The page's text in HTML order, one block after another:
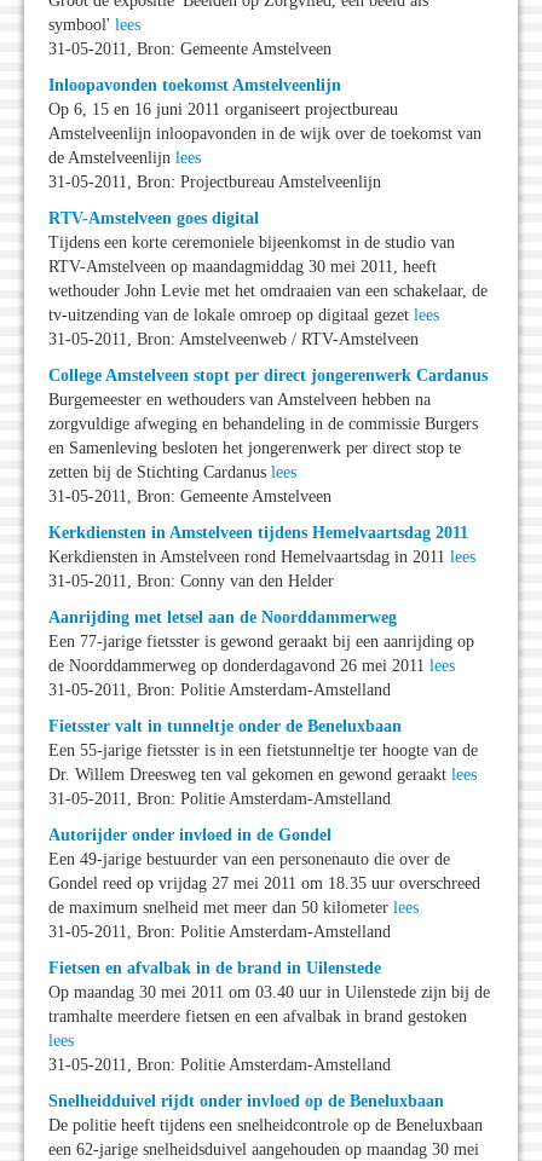
symbool' lees
31-05-2011, Bron: Gemeente Amstelveen
Inloopavonden toekomst Amstelveenlijn
Op 6, 15 en 16 juni 2011 organiseert projectbureau
Amstelveenlijn inloopavonden in de wijk over de toekomst van
de Amstelveenlijn lees
31-05-2011, Bron: Projectbureau Amstelveenlijn
RTV-Amstelveen goes digital
Tijdens een korte ceremoniele bijeenkomst in de studio van
RTV-Amstelveen op maandagmiddag 30 mei 2011, heeft
wethouder John Levie met het omdraaien van een schakelaar, de
tv-uitzending van de lokale omroep op digitaal gezet lees
31-05-2011, Bron: Amstelveenweb / RTV-Amstelveen
College Amstelveen stopt per direct jongerenwerk Cardanus
Burgemeester en wethouders van Amstelveen hebben na
zorgvuldige afweging en behandeling in de commissie Burgers
en Samenleving besloten het jongerenwerk per direct stop te
zetten bij de Stichting Cardanus lees
31-05-2011, Bron: Gemeente Amstelveen
Kerkdiensten in Amstelveen tijdens Hemelvaartsdag 2011
Kerkdiensten in Amstelveen rond Hemelvaartsdag in 2011 lees
31-05-2011, Bron: Conny van den Helder
Aanrijding met letsel aan de Noorddammerweg
Een 77-jarige fietsster is gewond geraakt bij een aanrijding op
de Noorddammerweg op donderdagavond 26 mei 2011 lees
31-05-2011, Bron: Politie Amsterdam-Amstelland
Fietsster valt in tunneltje onder de Beneluxbaan
Een 55-jarige fietsster is in een fietstunneltje ter hoogte van de
Dr. Willem Dreesweg ten val gekomen en gewond geraakt lees
31-05-2011, Bron: Politie Amsterdam-Amstelland
Autorijder onder invloed in de Gondel
Een 49-jarige bestuurder van een personenauto die over de
Gondel reed op vrijdag 27 mei 2011 om 18.35 uur overschreed
de maximum snelheid met meer dan 50 kilometer lees
31-05-2011, Bron: Politie Amsterdam-Amstelland
Fietsen en afvalbak in de brand in Uilenstede
Op maandag 30 mei 2011 om 03.40 uur in Uilenstede zijn bij de
tramhalte meerdere fietsen en een afvalbak in brand gestoken
lees
31-05-2011, Bron: Politie Amsterdam-Amstelland
Snelheidduivel rijdt onder invloed op de Beneluxbaan
De politie heeft tijdens een snelheidcontrole op de Beneluxbaan
een 62-jarige snelheidsduivel aangehouden op maandag 30 mei